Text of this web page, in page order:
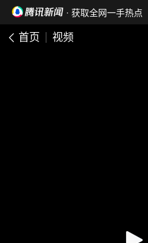
· 获取全网一手热点
首页 视频